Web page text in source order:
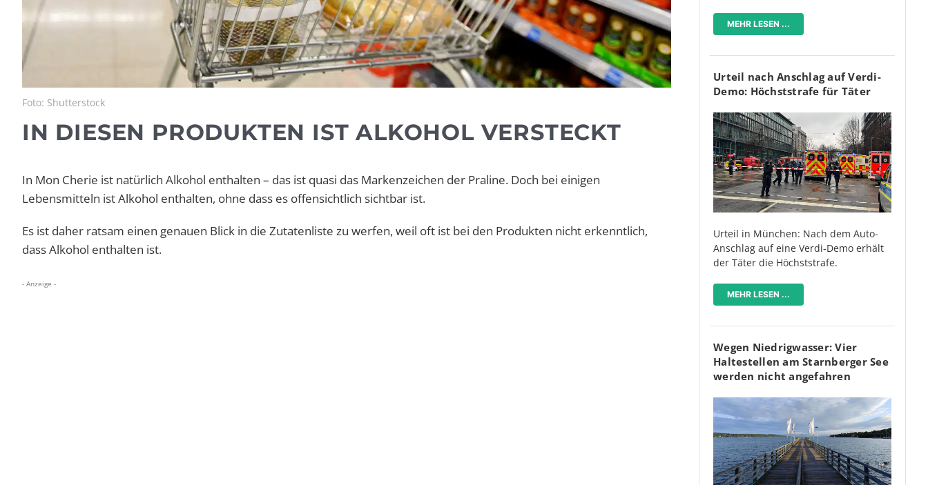
Foto: Shutterstock
IN DIESEN PRODUKTEN IST ALKOHOL VERSTECKT
In Mon Cherie ist natürlich Alkohol enthalten – das ist quasi das Markenzeichen der Praline. Doch bei einigen
Lebensmitteln ist Alkohol enthalten, ohne dass es offensichtlich sichtbar ist.
Es ist daher ratsam einen genauen Blick in die Zutatenliste zu werfen, weil oft ist bei den Produkten nicht erkenntlich,
dass Alkohol enthalten ist.
- Anzeige -
MEHR LESEN ...
Urteil nach Anschlag auf Verdi-
Demo: Höchststrafe für Täter
Urteil in München: Nach dem Auto-
Anschlag auf eine Verdi-Demo erhält
der Täter die Höchststrafe.
MEHR LESEN ...
Wegen Niedrigwasser: Vier
Haltestellen am Starnberger See
werden nicht angefahren